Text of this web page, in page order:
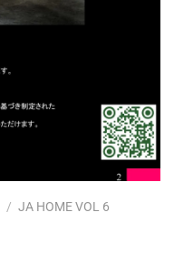
/ JA HOME VOL 6